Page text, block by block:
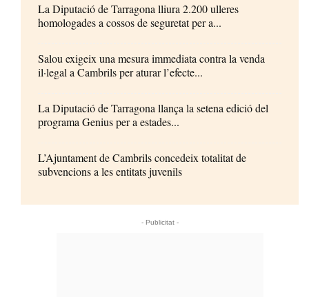
La Diputació de Tarragona lliura 2.200 ulleres
homologades a cossos de seguretat per a...
Salou exigeix una mesura immediata contra la venda
il·legal a Cambrils per aturar l’efecte...
La Diputació de Tarragona llança la setena edició del
programa Genius per a estades...
L’Ajuntament de Cambrils concedeix totalitat de
subvencions a les entitats juvenils
- Publicitat -